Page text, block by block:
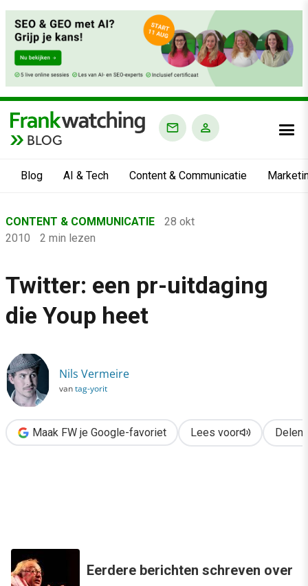
BLOG
Blog AI & Tech Content & Communicatie
›
Content & Communicatie
›
CONTENT & COMMUNICATIE
28 okt
2010
2 min lezen
Twitter: een pr-uitdaging
die Youp heet
Nils Vermeire
vantag-yorit
Maak FW je Google-favoriet Lees voor Delen
Eerdere berichten schreven over